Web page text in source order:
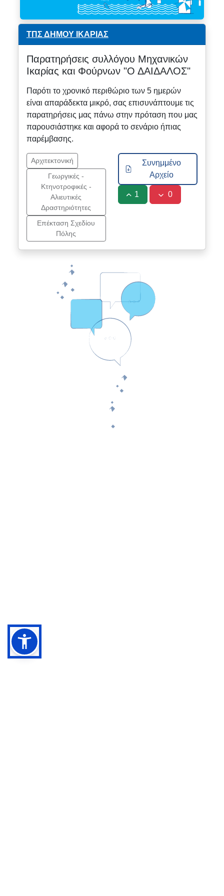
ΤΠΣ ΔΗΜΟΥ ΙΚΑΡΙΑΣ
Παρατηρήσεις συλλόγου Μηχανικών
Ικαρίας και Φούρνων "Ο ΔΑΙΔΑΛΟΣ"
Παρότι το χρονικό περιθώριο των 5 ημερών
είναι απαράδεκτα μικρό, σας επισυνάπτουμε τις
παρατηρήσεις μας πάνω στην πρόταση που μας
παρουσιάστηκε και αφορά το σενάριο ήπιας
παρέμβασης.
Αρχιτεκτονική
Γεωργικές -
Κτηνοτροφικές -
Αλιευτικές
Δραστηριότητες
Επέκταση Σχεδίου
Πόλης
Συνημμένο
Αρχείο
1 0